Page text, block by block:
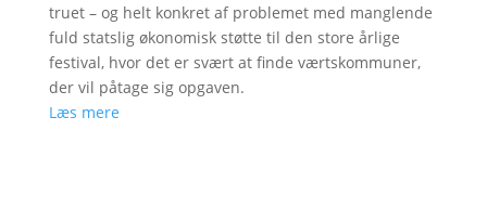
truet – og helt konkret af problemet med manglende
fuld statslig økonomisk støtte til den store årlige
festival, hvor det er svært at finde værtskommuner,
der vil påtage sig opgaven.
Læs mere